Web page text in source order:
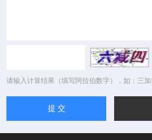
请输入计算结果（填写阿拉伯数字），如：三